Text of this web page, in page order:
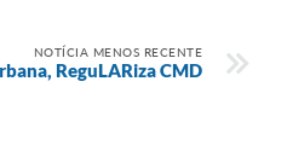
NOTÍCIA MENOS RECENTE
ReguLARiza CMD